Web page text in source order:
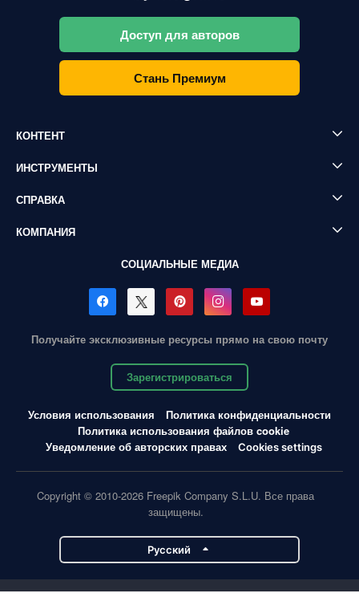
Доступ для авторов
Стань Премиум
КОНТЕНТ
ИНСТРУМЕНТЫ
СПРАВКА
КОМПАНИЯ
СОЦИАЛЬНЫЕ МЕДИА
Получайте эксклюзивные ресурсы прямо на свою почту
Зарегистрироваться
Условия использования
Политика конфиденциальности
Политика использования файлов cookie
Уведомление об авторских правах
Cookies settings
Copyright © 2010-2026 Freepik Company S.L.U. Все права
защищены.
Pусский